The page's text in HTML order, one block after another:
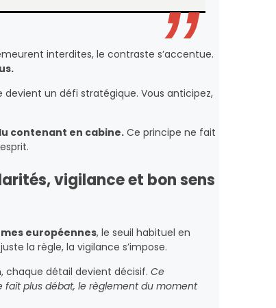
interdites, le contraste s’accentue.
un défi stratégique. Vous anticipez,
contenant en cabine. Ce principe ne fait
vigilance et bon sens
européennes, le seuil habituel en
la règle, la vigilance s’impose.
chaque détail devient décisif. Ce
fait plus débat, le règlement du moment